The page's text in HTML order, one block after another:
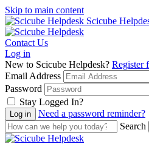
Skip to main content
Scicube
Contact Us
Log in
New to Scicube Helpdesk? Register
Email Address
Password
Stay Logged In?
Need a password reminder?
Search